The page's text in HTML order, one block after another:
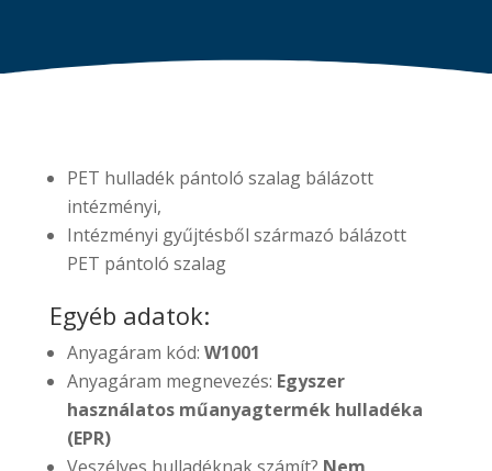
PET hulladék pántoló szalag bálázott
intézményi,
Intézményi gyűjtésből származó bálázott
PET pántoló szalag
Egyéb adatok:
Anyagáram kód: W1001
Anyagáram megnevezés: Egyszer
használatos műanyagtermék hulladéka
(EPR)